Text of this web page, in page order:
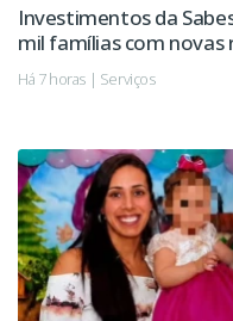
Investimentos da
mil famílias com novas
regiões da cidade.
Há 7 horas | Serviços